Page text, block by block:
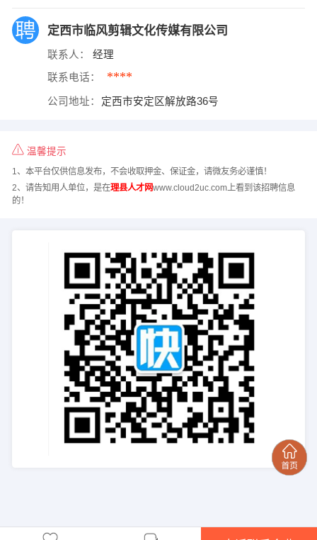
定西市临风剪辑文化传媒有限公司
联系人： 经理
联系电话： ****
公司地址： 定西市安定区解放路36号
温馨提示
1、本平台仅供信息发布，不会收取押金、保证金，请微友务必谨慎！
2、请告知用人单位，是在理县人才网www.cloud2uc.com上看到该招聘信息
的！